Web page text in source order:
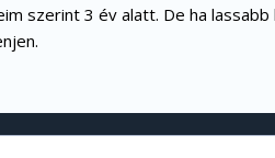
szerint 3 év alatt. De ha